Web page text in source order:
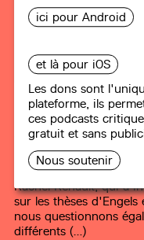
ici pour Android
et là pour iOS
Les dons sont
plateforme, ils
ces podcasts
gratuit et sans
Nous soutenir
LES
#1La Guerre
35 min
L'émission
Engels "La Guerre des
Rachel Renault, qui a
sur les thèses
nous questionnons
différents (…)